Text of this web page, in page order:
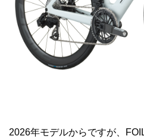
2026年モデルからですが、